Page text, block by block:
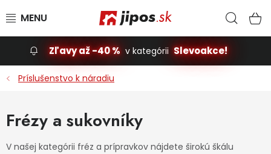
Slevoakce
Zľavy až -40 % v kategórii Slevoakce!
Príslušenstvo k náradiu
Frézy a sukovníky
V našej kategórii fréz a prípravkov nájdete širokú škálu